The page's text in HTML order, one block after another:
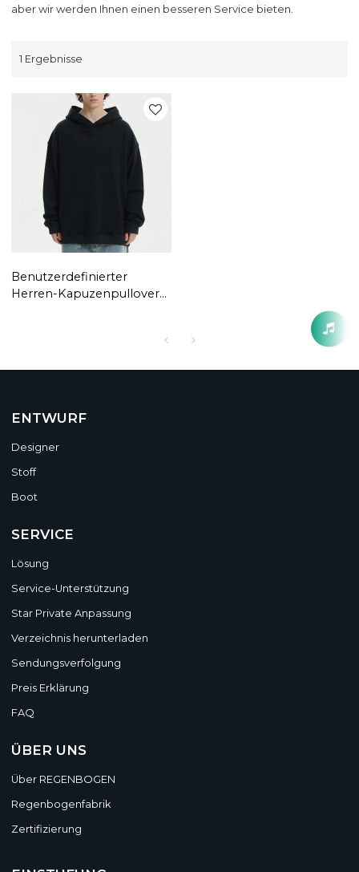
aber wir werden Ihnen einen besseren Service bieten.
1 Ergebnisse
Benutzerdefinierter
Herren-Kapuzenpullover
ENTWURF
Designer
Stoff
Boot
SERVICE
Lösung
Service-Unterstützung
Star Private Anpassung
Verzeichnis herunterladen
Sendungsverfolgung
Preis Erklärung
FAQ
ÜBER UNS
Über REGENBOGEN
Regenbogenfabrik
Zertifizierung